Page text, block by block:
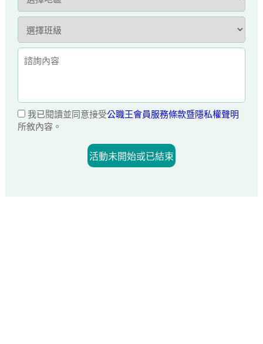
我已閱讀並同意接受公職王會員服務條款暨隱私權聲明
所敘內容。
活動未開始或已結束